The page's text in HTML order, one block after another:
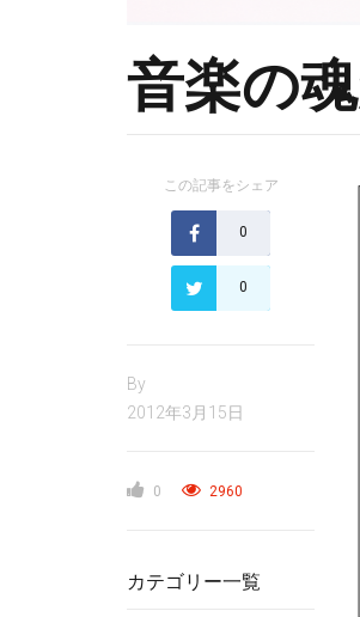
音楽の
この記事をシェア
0
0
By
2012年3月15日
0 2960
カテゴリー一覧